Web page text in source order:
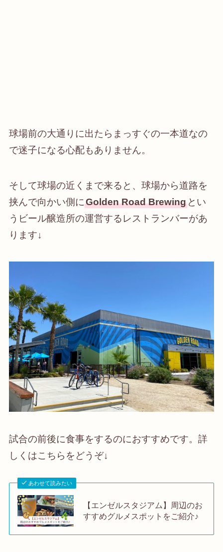
球場前の大通りに出たらまっすぐの一本道なの
で迷子になる心配もありません。
そして球場の近くまで来ると、球場から道路を
挟んで向かい側にGolden Road Brewingとい
うビール醸造所の運営するレストランバーがあ
ります↓
試合の前後に食事をするのにおすすめです。詳
しくはこちらをどうぞ↓
あわせて読みたい
【エンゼルスタジアム】周辺のお
すすめグルメスポットをご紹介♪